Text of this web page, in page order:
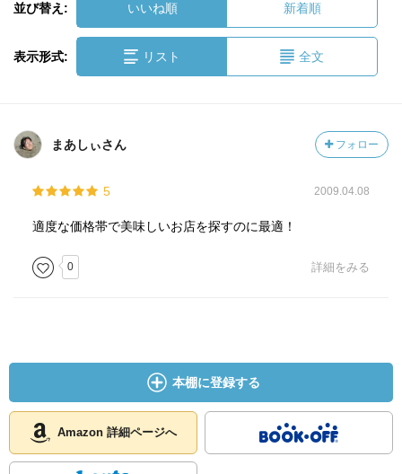
並び替え: いいね順 新着順
表示形式: リスト 全文
まあしぃさん フォロー
5 2009.04.08
適度な価格帯で美味しいお店を探すのに最適！
0 詳細をみる
本棚に登録する
Amazon 詳細ページへ